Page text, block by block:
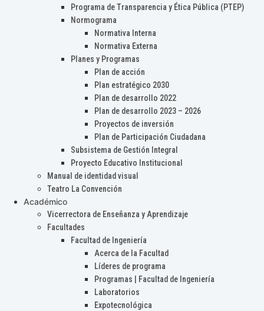
Programa de Transparencia y Ética Pública (PTEP)
Normograma
Normativa Interna
Normativa Externa
Planes y Programas
Plan de acción
Plan estratégico 2030
Plan de desarrollo 2022
Plan de desarrollo 2023 – 2026
Proyectos de inversión
Plan de Participación Ciudadana
Subsistema de Gestión Integral
Proyecto Educativo Institucional
Manual de identidad visual
Teatro La Convención
Académico
Vicerrectora de Enseñanza y Aprendizaje
Facultades
Facultad de Ingeniería
Acerca de la Facultad
Líderes de programa
Programas | Facultad de Ingeniería
Laboratorios
Expotecnológica